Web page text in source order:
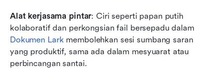
Alat kerjasama pintar: Ciri seperti papan putih
kolaboratif dan perkongsian fail bersepadu dalam
Dokumen Lark membolehkan sesi sumbang saran
yang produktif, sama ada dalam mesyuarat atau
perbincangan santai.